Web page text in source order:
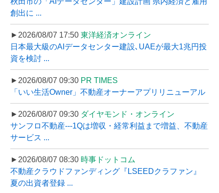
創出に ...
►2026/08/07 17:50 東洋経済オンライン
日本最大級のAIデータセンター建設､UAEが最大1兆円投
資を検討 ...
►2026/08/07 09:30 PR TIMES
「いい生活Owner」不動産オーナーアプリリニューアル
►2026/08/07 09:30 ダイヤモンド・オンライン
サンフロ不動産---1Qは増収・経常利益まで増益、不動産
サービス ...
►2026/08/07 08:30 時事ドットコム
不動産クラウドファンディング『LSEEDクラファン』
夏の出資者登録 ...